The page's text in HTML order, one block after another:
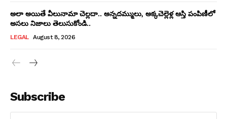
అలా అయితే వీలునామా చెల్లదా.. అన్నదమ్ములు, అక్కచెల్లెళ్ల ఆస్తి పంపిణీలో
అసలు నిజాలు తెలుసుకోండి..
LEGAL August 8, 2026
Subscribe